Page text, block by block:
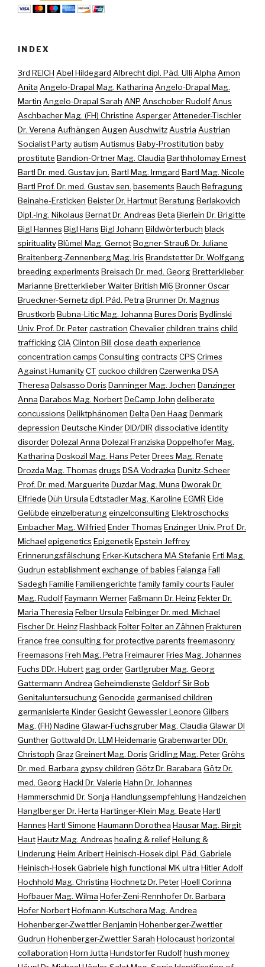
INDEX
3rd REICH Abel Hildegard Albrecht dipl. Päd. Ulli Alpha Amon
Anita Angelo-Drapal Mag. Katharina Angelo-Drapal Mag.
Martin Angelo-Drapal Sarah ANP Anschober RudolfAnus
Aschbacher Mag. (FH) Christine AspergerAtteneder-Tischler
Dr. Verena Aufhängen Augen AuschwitzAustria Austrian
Socialist Party autism AutismusBaby-Prostitution baby
prostitute Bandion-Ortner Mag. Claudia Barthholomay Ernest
Bartl Dr. med. Gustav jun. Bartl Mag. Irmgard Bartl Mag. Nicole
Bartl Prof. Dr. med. Gustav sen. basementsBauch Befragung
Beinahe-Ersticken Beister Dr. HartmutBeratungBerlakovich
Dipl.-Ing. NikolausBernat Dr. AndreasBeta Bierlein Dr. Brigitte
Bigl HannesBigl HansBigl Johann Bildwörterbuch black
spiritualityBlümel Mag. GernotBogner-Strauß Dr. Juliane
Braitenberg-Zennenberg Mag. IrisBrandstetter Dr. Wolfgang
breeding experimentsBreisach Dr. med. GeorgBretterklieber
Marianne Bretterklieber WalterBritish MI6 Bronner Oscar
Brueckner-Sernetz dipl. Päd. Petra Brunner Dr. Magnus
Brustkorb Bubna-Litic Mag. Johanna Bures DorisBydlinski
Univ. Prof. Dr. Petercastration Chevalierchildren trainschild
traffickingCIA Clinton Bill close death experience
concentration campsConsultingcontractsCPS Crimes
Against HumanityCT cuckoo children Czerwenka DSA
Theresa Dalsasso DorisDanninger Mag. Jochen Danzinger
Anna Darabos Mag. NorbertDeCamp John deliberate
concussionsDeliktphänomen Delta Den HaagDenmark
depression Deutsche KinderDID/DIR dissociative identity
disorderDolezal Anna Dolezal Franziska Doppelhofer Mag.
Katharina Doskozil Mag. Hans PeterDrees Mag. Renate
Drozda Mag. ThomasdrugsDSA Vodrazka Dunitz-Scheer
Prof. Dr. med. Marguerite Duzdar Mag. Muna Dworak Dr.
Elfriede Düh Ursula Edtstadler Mag. Karoline EGMR Eide
Gelübde einzelberatungeinzelconsultingElektroschocks
Embacher Mag. Wilfried Ender ThomasEnzinger Univ. Prof. Dr.
Michael epigeneticsEpigenetikEpstein Jeffrey
ErinnerungsfälschungErker-Kutschera MA Stefanie Ertl Mag.
Gudrun establishmentexchange of babiesFalanga Fall
Sadegh Familie Familiengerichte familyfamily courtsFauler
Mag. RudolfFaymann WernerFaßmann Dr. HeinzFekter Dr.
Maria Theresia Felber Ursula Felbinger Dr. med. Michael
Fischer Dr. HeinzFlashbackFolterFolter an Zähnen Frakturen
France free consulting for protective parentsfreemasonry
FreemasonsFreh Mag. Petra FreimaurerFries Mag. Johannes
Fuchs DDr. Hubert gag orderGartlgruber Mag. Georg
Gattermann Andrea Geheimdienste Geldorf Sir Bob
GenitaluntersuchungGenocide germanised children
germanisierte KinderGesichtGewessler Leonore Gilbers
Mag. (FH) Nadine Glawar-Fuchsgruber Mag. Claudia Glawar DI
GuntherGottwald Dr. LLM Heidemarie Grabenwarter DDr.
Christoph GrazGreinert Mag. DorisGridling Mag. PeterGröhs
Dr. med. Barbara gypsy children Götz Dr. Barabara Götz Dr.
med. GeorgHackl Dr. Valerie Hahn Dr. Johannes
Hammerschmid Dr. Sonja HandlungsempfehlungHandzeichen
Hanglberger Dr. Herta Hartinger-Klein Mag. Beate Hartl
HannesHartl Simone Haumann Dorothea Hausar Mag. Birgit
HautHautz Mag. Andreashealing & reliefHeilung &
LinderungHeim AribertHeinisch-Hosek dipl. Päd. Gabriele
Heinisch-Hosek Gabriele high functional MK ultra Hitler Adolf
Hochhold Mag. Christina Hochnetz Dr. PeterHoell Corinna
Hofbauer Mag. Wilma Hofer-Zeni-Rennhofer Dr. Barbara
Hofer NorbertHofmann-Kutschera Mag. Andrea
Hohenberger-Zwettler Benjamin Hohenberger-Zwettler
Gudrun Hohenberger-Zwettler Sarah Holocausthorizontal
collaboration Horn Jutta Hundstorfer Rudolfhush money